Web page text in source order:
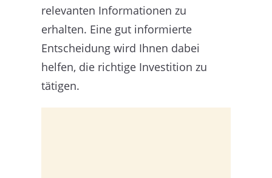
relevanten Informationen zu
erhalten. Eine gut informierte
Entscheidung wird Ihnen dabei
helfen, die richtige Investition zu
tätigen.